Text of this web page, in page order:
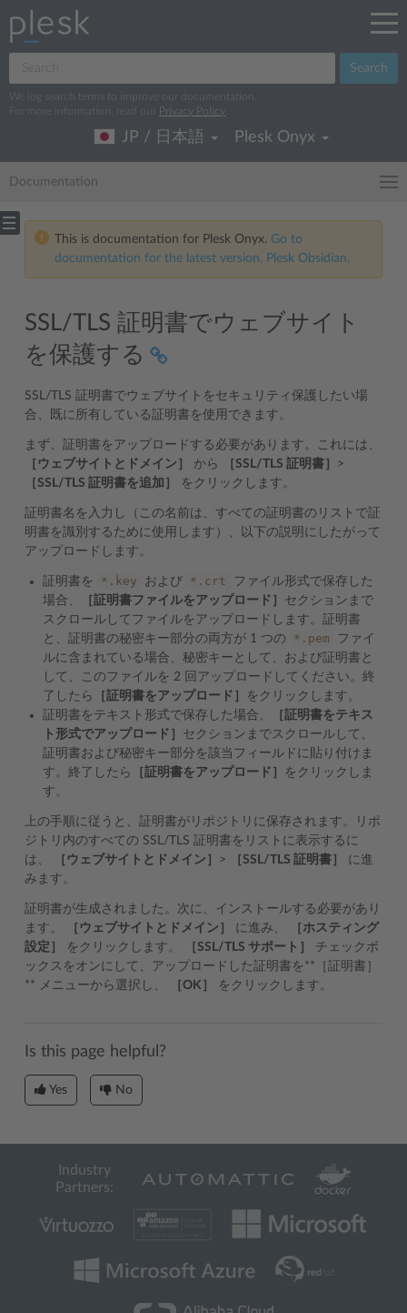
Search
We log search terms to improve our documentation.
For more information, read our
Privacy Policy
JP / 日本語 Plesk Onyx
Documentation
This is documentation for Plesk Onyx. Go to
documentation for the latest version, Plesk Obsidian.
SSL/TLS 証明書でウェブサイト
を保護する
SSL/TLS 証明書でウェブサイトをセキュリティ保護したい場
合、既に所有している証明書を使用できます。
まず、証明書をアップロードする必要があります。これには、
［ウェブサイトとドメイン］
から ［SSL/TLS 証明書］ >
［SSL/TLS 証明書を追加］
をクリックします。
証明書名を入力し（この名前は、すべての証明書のリストで証
明書を識別するために使用します）、以下の説明にしたがって
アップロードします。
証明書を *.key および *.crt
ファイル形式で保存した
場合、
［証明書ファイルをアップロード］ セクションまで
スクロールしてファイルをアップロードします。証明書
と、証明書の秘密キー部分の両方が 1 つの
*.pem
ファイ
ルに含まれている場合、秘密キーとして、および証明書と
して、このファイルを 2 回アップロードしてください。終
了したら
［証明書をアップロード］
をクリックします。
証明書をテキスト形式で保存した場合、
［証明書をテキス
ト形式でアップロード］ セクションまでスクロールして、
証明書および秘密キー部分を該当フィールドに貼り付けま
す。終了したら
［証明書をアップロード］
をクリックしま
す。
上の手順に従うと、証明書がリポジトリに保存されます。リポ
ジトリ内のすべての SSL/TLS 証明書をリストに表示するに
は、
［ウェブサイトとドメイン］ > ［SSL/TLS 証明書］
に進
みます。
証明書が生成されました。次に、インストールする必要があり
ます。
［ウェブサイトとドメイン］ に進み、
［ホスティング
設定］
をクリックします。 ［SSL/TLS サポート］
チェックボ
ックスをオンにして、アップロードした証明書を**［証明書］
** メニューから選択し、
［OK］ をクリックします。
Is this page helpful?
Yes No
Industry
Partners: